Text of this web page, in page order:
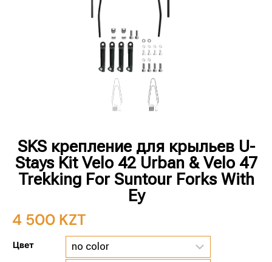
SKS крепление для крыльев U-
Stays Kit Velo 42 Urban & Velo 47
Trekking For Suntour Forks With
Ey
4 500 KZT
Цвет